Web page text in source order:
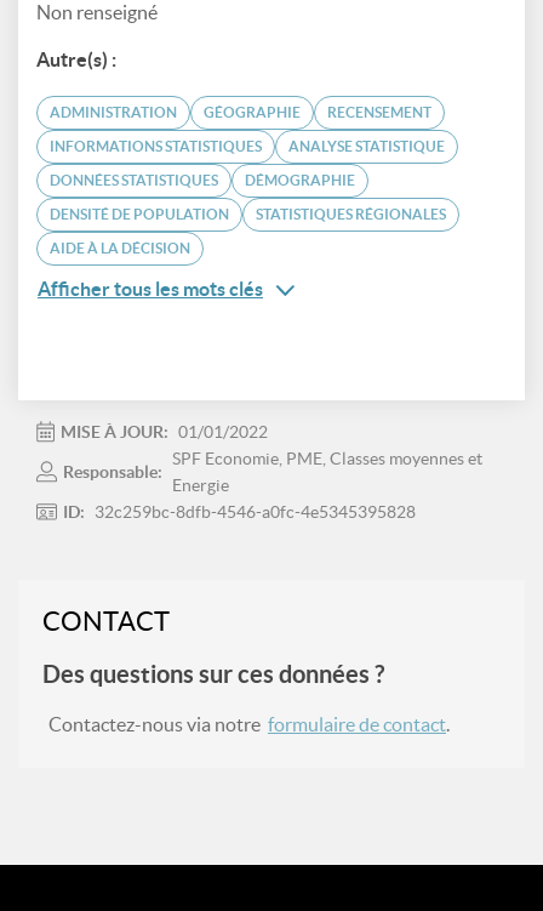
Non renseigné
Autre(s) :
ADMINISTRATION GÉOGRAPHIE RECENSEMENT
INFORMATIONS STATISTIQUES ANALYSE STATISTIQUE
DONNÉES STATISTIQUES DÉMOGRAPHIE
DENSITÉ DE POPULATION STATISTIQUES RÉGIONALES
AIDE À LA DÉCISION
Afficher tous les mots clés
MISE À JOUR: 01/01/2022
Responsable:
SPF Economie, PME, Classes moyennes et
Energie
ID:
32c259bc-8dfb-4546-a0fc-4e5345395828
CONTACT
Des questions sur ces données ?
Contactez-nous via notre formulaire de contact.